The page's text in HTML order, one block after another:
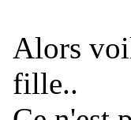
Alors
fille..